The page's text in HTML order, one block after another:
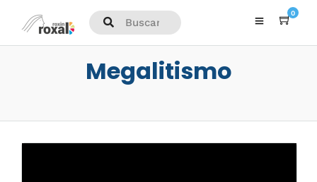
0
Megalitismo